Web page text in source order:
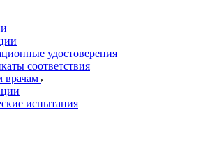
удостоверения
соответствия
врачам
испытания